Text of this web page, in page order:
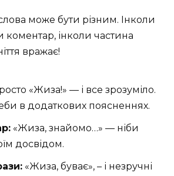
може бути різним. Інколи
коментар, інколи частина
вражає!
«Жиза!» — і все зрозуміло.
в додаткових поясненнях.
«Жиза, знайомо…» — ніби
досвідом.
«Жиза, буває», – і незручні